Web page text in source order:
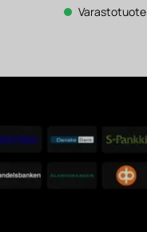
2
142 €.
Varastotuote